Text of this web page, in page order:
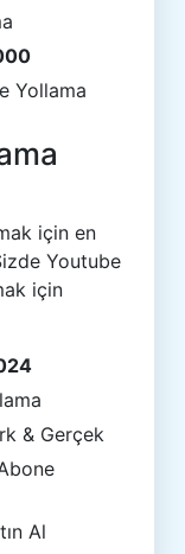
Yollama
için en
Youtube
için
& Gerçek
Al